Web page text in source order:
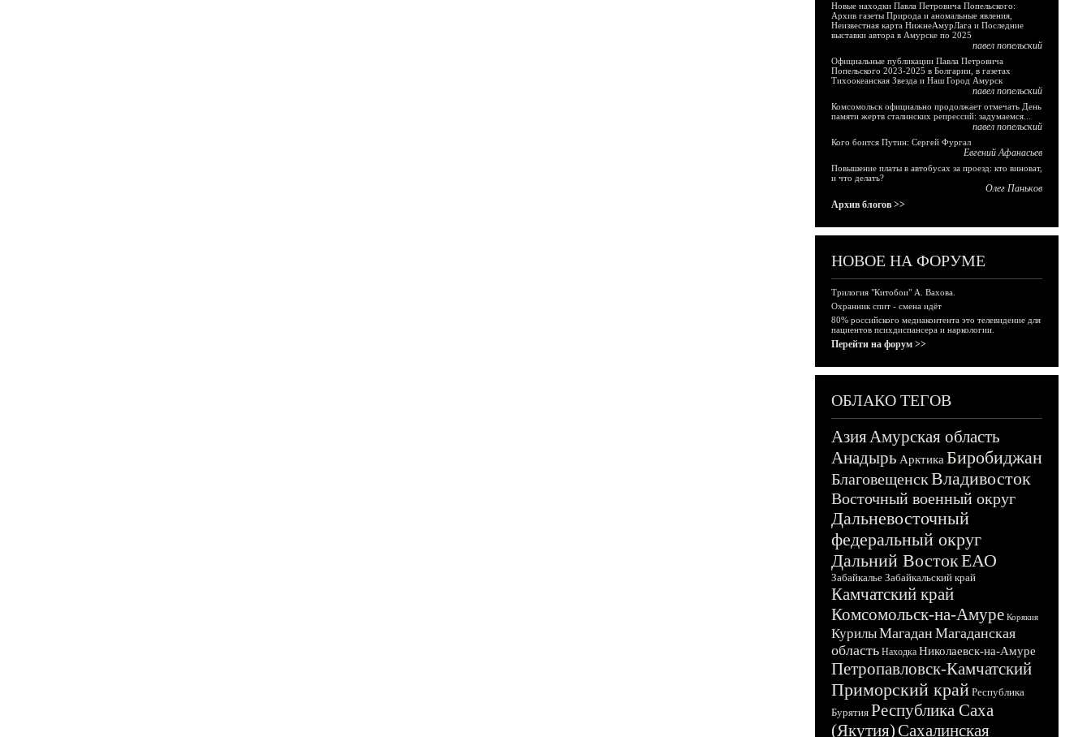
Новые находки Павла Петровича Попельского:
Архив газеты Природа и аномальные явления,
Неизвестная карта НижнеАмурЛага и Последние
выставки автора в Амурске по 2025
павел попельский
Официальные публикации Павла Петровича
Попельского 2023-2025 в Болгарии, в газетах
Тихоокеанская Звезда и Наш Город Амурск
павел попельский
Комсомольск официально продолжает отмечать День
памяти жертв сталинских репрессий: задумаемся...
павел попельский
Кого боится Путин: Сергей Фургал
Евгений Афанасьев
Повышение платы в автобусах за проезд: кто виноват,
и что делать?
Олег Паньков
Архив блогов >>
НОВОЕ НА ФОРУМЕ
Трилогия "Китобои" А. Вахова.
Охранник спит - смена идёт
80% российского медиаконтента это телевидение для
пациентов психдиспансера и наркологии.
Перейти на форум >>
ОБЛАКО ТЕГОВ
АзияАмурская область
Анадырь Арктика Биробиджан
БлаговещенскВладивосток
Восточный военный округ
Дальневосточный
федеральный округ
Дальний ВостокЕАО
Забайкалье Забайкальский край
Камчатский край
Комсомольск-на-Амуре Корякия
КурилыМагадан Магаданская
область Находка Николаевск-на-Амуре
Петропавловск-Камчатский
Приморский край Республика
Бурятия Республика Саха
(Якутия)Сахалинская